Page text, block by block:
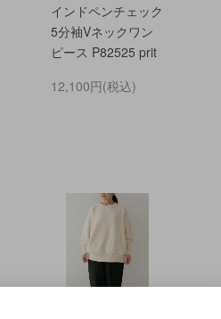
インドペンチェック
5分袖Vネックワン
ピース P82525 prit
12,100円(税込)